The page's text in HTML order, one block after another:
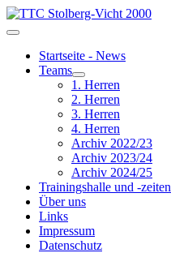
Startseite - News
Teams
1. Herren
2. Herren
3. Herren
4. Herren
Archiv 2022/23
Archiv 2023/24
Archiv 2024/25
Trainingshalle und -zeiten
Über uns
Links
Impressum
Datenschutz